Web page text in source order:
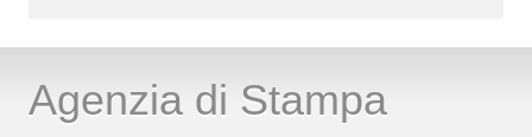
Agenzia di Stampa